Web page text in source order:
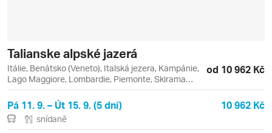
Talianske alpské jazerá
Itálie, Benátsko (Veneto), Italská jezera, Kampánie,
Lago Maggiore, Lombardie, Piemonte, Skirama
Dolomiti Adamello Brenta, Trentino - Alto Adige, Val
di Sole, Bergamo, Como, Lago, Lago d'Iseo, Lago di
Como, Lago di Garda, Malcesine, Monte Baldo,
Monte Bondone, Riva del Garda, Stresa, Trento
od 10 962 Kč
Pá 11. 9. – Út 15. 9. (5 dní) 10 962 Kč
snídaně